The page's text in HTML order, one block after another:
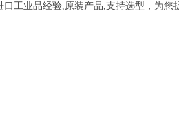
口工业品经验,原装产品,支持选型，为您